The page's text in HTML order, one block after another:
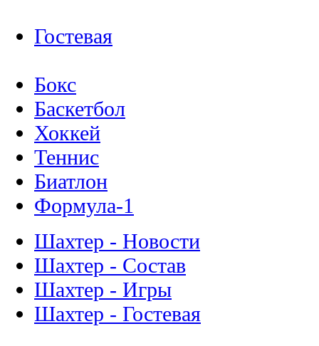
Гостевая
Бокс
Баскетбол
Хоккей
Теннис
Биатлон
Формула-1
Шахтер - Новости
Шахтер - Состав
Шахтер - Игры
Шахтер - Гостевая